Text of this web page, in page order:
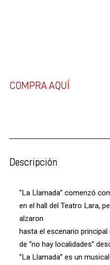
COMPRA AQUÍ
Descripción
“La Llamada” comenzó
en el hall del Teatro Lara,
alzaron
hasta el escenario
de “no hay localidades”
“La Llamada” es un